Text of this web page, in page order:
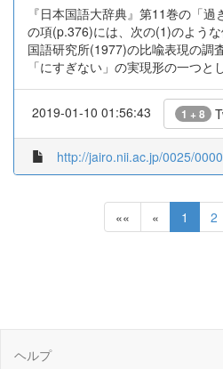
『日本国語大辞典』第11巻の「
の項(p.376)には、次の(1)のよう
国語研究所(1977)の比喩表現の調
「にすぎない」の実現形の一つと
2019-01-10 01:56:43 1 + 8
http://jairo.nii.ac.jp/0025/
«« « 1 2
ヘルプ